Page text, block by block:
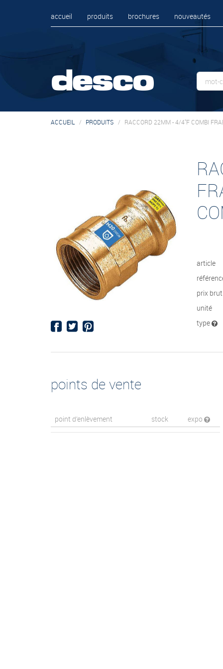
accueil produits brochures nouveautés
ACCUEIL PRODUITS RACCORD 22MM - 4/4"F COMBI
article
prix brut
unité
type
points de vente
point d’enlèvement stock expo